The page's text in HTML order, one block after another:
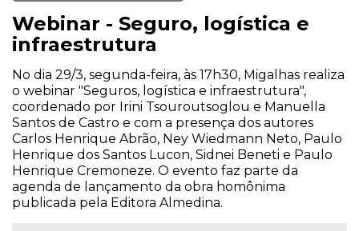
Webinar - Seguro, logística e
infraestrutura
No dia 29/3, segunda-feira, às 17h30, Migalhas realiza
o webinar "Seguros, logística e infraestrutura",
coordenado por Irini Tsouroutsoglou e Manuella
Santos de Castro e com a presença dos autores
Carlos Henrique Abrão, Ney Wiedmann Neto, Paulo
Henrique dos Santos Lucon, Sidnei Beneti e Paulo
Henrique Cremoneze. O evento faz parte da
agenda de lançamento da obra homônima
publicada pela Editora Almedina.